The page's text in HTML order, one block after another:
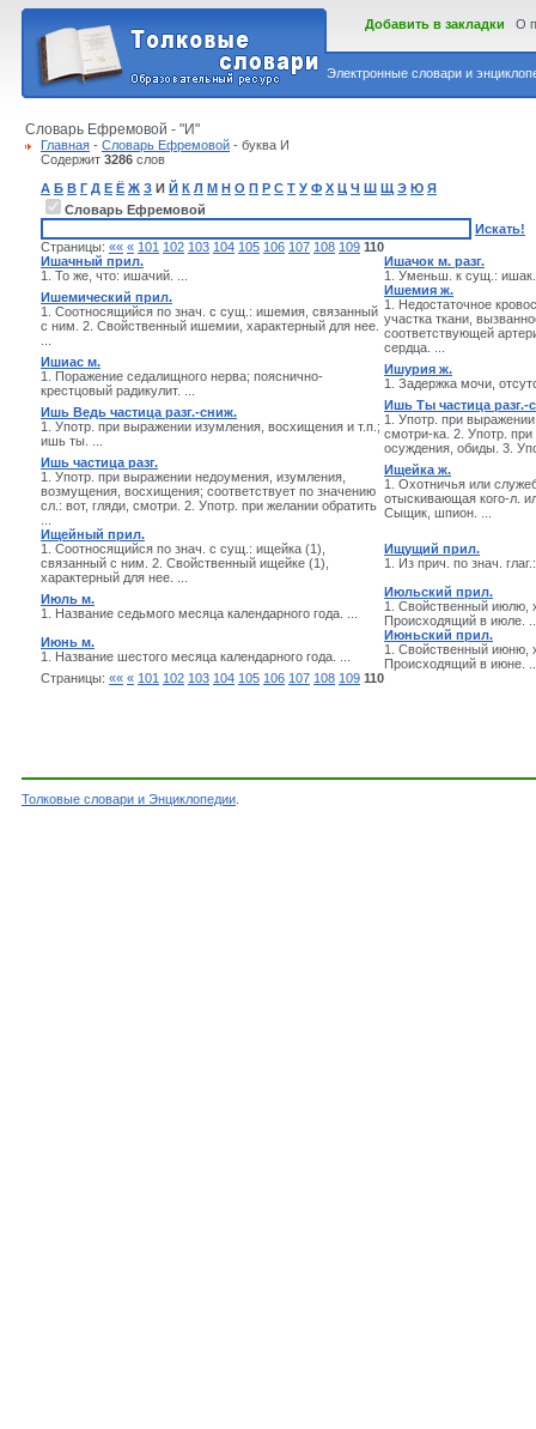
Электронные словари и
Добавить в закладки О
Словарь Ефремовой - "И"
Главная - Словарь Ефремовой - буква И
Содержит 3286 слов
А Б В Г Д Е Ё Ж З И Й К Л М Н О П Р С Т У Ф Х Ц Ч Ш Щ Э Ю Я
Словарь Ефремовой
Искать!
Страницы: «« « 101 102 103 104 105 106 107 108 109 110
Ишачный прил.
1. То же, что: ишачий. ...
Ишачок м. разг.
1. Уменьш. к сущ.:
Ишемический прил.
1. Соотносящийся по знач. с сущ.: ишемия, связанный
с ним. 2. Свойственный ишемии, характерный для нее.
Ишемия ж.
1. Недостаточное
участка ткани,
соответствующей
сердца. ...
Ишиас м.
1. Поражение седалищного нерва; пояснично-
крестцовый радикулит. ...
Ишурия ж.
1. Задержка мочи,
Ишь Ведь частица разг.-сниж.
1. Употр. при выражении изумления, восхищения и т.п.;
ишь ты. ...
Ишь Ты частица разг.-
1. Употр. при
смотри-ка. 2. Употр.
осуждения, обиды. 3.
Ишь частица разг.
1. Употр. при выражении недоумения, изумления,
возмущения, восхищения; соответствует по значению
сл.: вот, гляди, смотри. 2. Употр. при желании обратить
Ищейка ж.
1. Охотничья или
отыскивающая кого-л.
Сыщик, шпион. ...
Ищейный прил.
1. Соотносящийся по знач. с сущ.: ищейка (1),
связанный с ним. 2. Свойственный ищейке (1),
характерный для нее. ...
Ищущий прил.
1. Из прич. по знач.
Июль м.
1. Название седьмого месяца календарного года. ...
Июльский прил.
1. Свойственный июлю,
Происходящий в июле.
Июнь м.
1. Название шестого месяца календарного года. ...
Июньский прил.
1. Свойственный июню,
Происходящий в июне.
Страницы: «« « 101 102 103 104 105 106 107 108 109 110
Толковые словари и Энциклопедии